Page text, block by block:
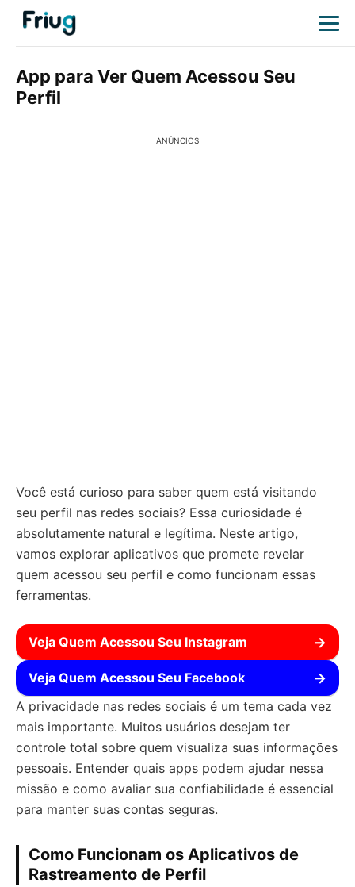
App para Ver Quem Acessou Seu
Perfil
ANÚNCIOS
Você está curioso para saber quem está visitando
seu perfil nas redes sociais? Essa curiosidade é
absolutamente natural e legítima. Neste artigo,
vamos explorar aplicativos que promete revelar
quem acessou seu perfil e como funcionam essas
ferramentas.
Veja Quem Acessou Seu Instagram →
Veja Quem Acessou Seu Facebook →
A privacidade nas redes sociais é um tema cada vez
mais importante. Muitos usuários desejam ter
controle total sobre quem visualiza suas informações
pessoais. Entender quais apps podem ajudar nessa
missão e como avaliar sua confiabilidade é essencial
para manter suas contas seguras.
Como Funcionam os Aplicativos de
Rastreamento de Perfil